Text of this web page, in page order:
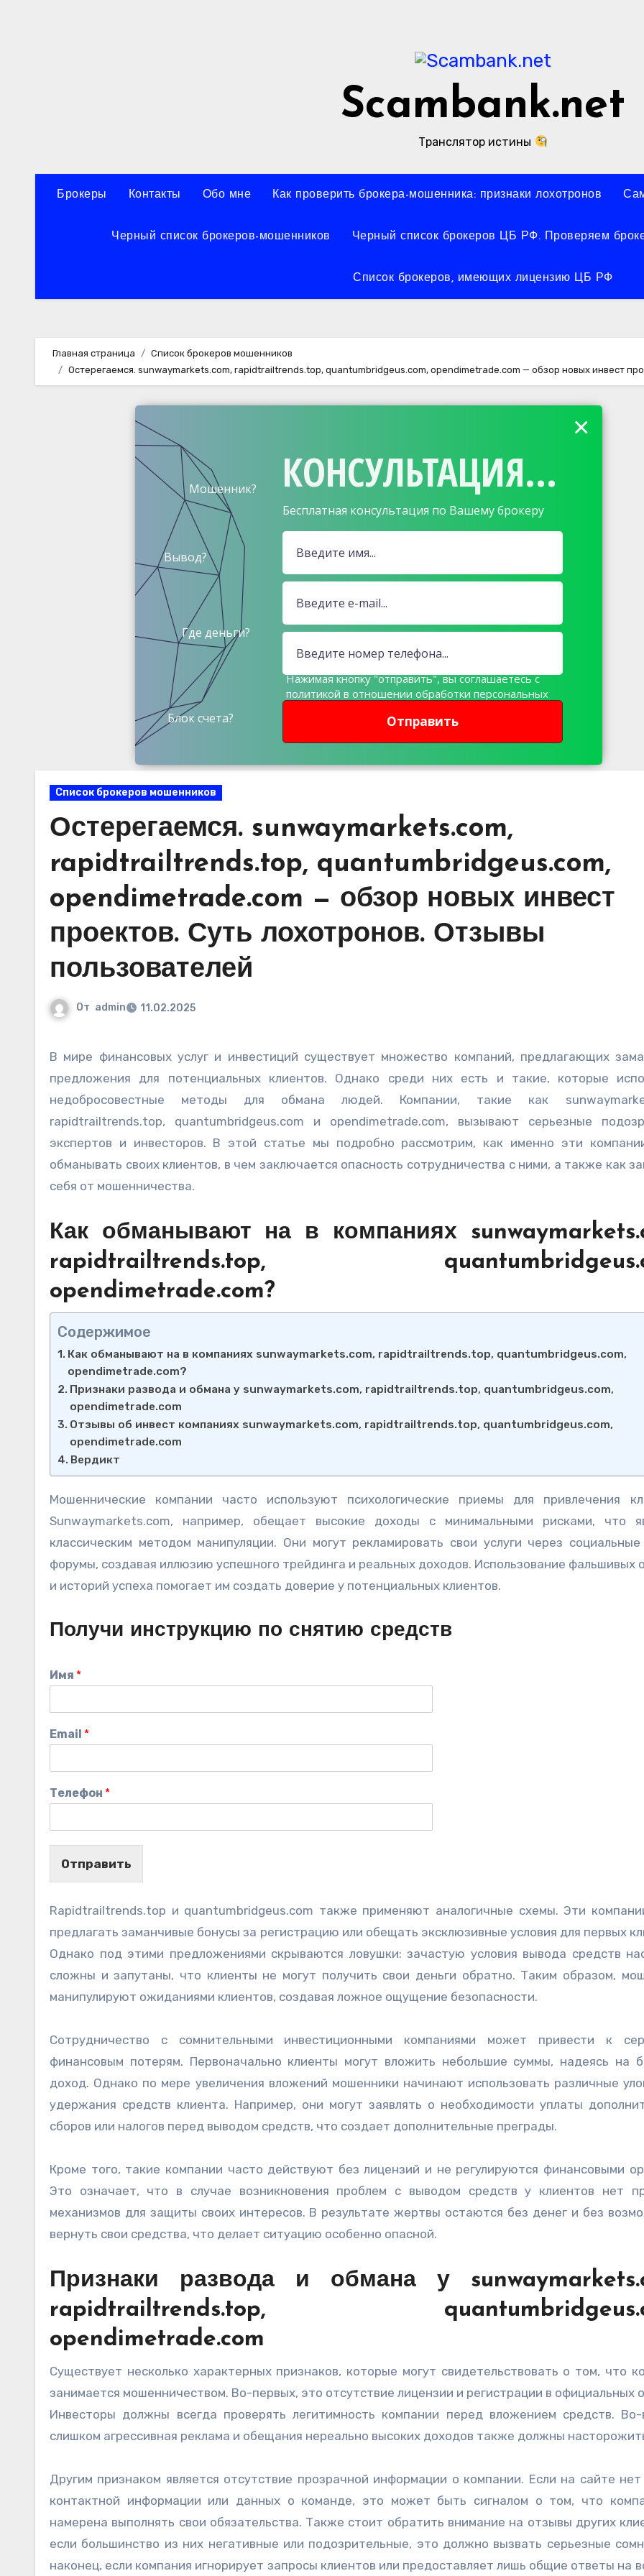
Scambank.net
Транслятор истины
Брокеры Контакты Обо мне Как проверить брокера-мошенника: признаки лохотронов
Черный список брокеров-мошенников Черный список брокеров ЦБ РФ. Проверяем
Список брокеров, имеющих лицензию ЦБ РФ
Главная страница
Список брокеров мошенников
Остерегаемся. sunwaymarkets.com, rapidtrailtrends.top, quantumbridgeus.com, opendimetrade.com — обзор новых инвест
КОНСУЛЬТАЦИЯ...
Бесплатная консультация по Вашему брокеру
Мошенник?
Вывод?
Где деньги?
Блок счета? Отправить
×
Нажимая кнопку "отправить", вы соглашаетесь с
политикой в отношении обработки персональных
Список брокеров мошенников
Остерегаемся. sunwaymarkets.com,
rapidtrailtrends.top, quantumbridgeus.com,
opendimetrade.com — обзор новых инвест
проектов. Суть лохотронов. Отзывы
пользователей
От admin 11.02.2025
В мире финансовых услуг и инвестиций существует множество компаний, предлагающих заманчивые
предложения для потенциальных клиентов. Однако среди них есть и такие, которые
недобросовестные методы для обмана людей. Компании, такие как
rapidtrailtrends.top, quantumbridgeus.com и opendimetrade.com, вызывают серьезные
экспертов и инвесторов. В этой статье мы подробно рассмотрим, как именно эти
обманывать своих клиентов, в чем заключается опасность сотрудничества с ними, а также как
себя от мошенничества.
Как обманывают на в компаниях
rapidtrailtrends.top,
opendimetrade.com?
Содержимое
Как обманывают на в компаниях sunwaymarkets.com, rapidtrailtrends.top, quantumbridgeus.com,
opendimetrade.com?
Признаки развода и обмана у sunwaymarkets.com, rapidtrailtrends.top, quantumbridgeus.com,
opendimetrade.com
Отзывы об инвест компаниях sunwaymarkets.com, rapidtrailtrends.top, quantumbridgeus.com,
opendimetrade.com
Вердикт
Мошеннические компании часто используют психологические приемы для привлечения
Sunwaymarkets.com, например, обещает высокие доходы с минимальными рисками, что
классическим методом манипуляции. Они могут рекламировать свои услуги через
форумы, создавая иллюзию успешного трейдинга и реальных доходов. Использование фальшивых
и историй успеха помогает им создать доверие у потенциальных клиентов.
Получи инструкцию по снятию средств
Имя *
Email *
Телефон *
Отправить
Rapidtrailtrends.top и quantumbridgeus.com также применяют аналогичные схемы. Эти
предлагать заманчивые бонусы за регистрацию или обещать эксклюзивные условия для первых
Однако под этими предложениями скрываются ловушки: зачастую условия вывода средств
сложны и запутаны, что клиенты не могут получить свои деньги обратно. Таким образом,
манипулируют ожиданиями клиентов, создавая ложное ощущение безопасности.
Сотрудничество с сомнительными инвестиционными компаниями может привести к
финансовым потерям. Первоначально клиенты могут вложить небольшие суммы, надеясь на
доход. Однако по мере увеличения вложений мошенники начинают использовать различные
удержания средств клиента. Например, они могут заявлять о необходимости уплаты
сборов или налогов перед выводом средств, что создает дополнительные преграды.
Кроме того, такие компании часто действуют без лицензий и не регулируются финансовыми
Это означает, что в случае возникновения проблем с выводом средств у клиентов нет
механизмов для защиты своих интересов. В результате жертвы остаются без денег и без
вернуть свои средства, что делает ситуацию особенно опасной.
Признаки развода и обмана у
rapidtrailtrends.top,
opendimetrade.com
Существует несколько характерных признаков, которые могут свидетельствовать о том, что
занимается мошенничеством. Во-первых, это отсутствие лицензии и регистрации в официальных
Инвесторы должны всегда проверять легитимность компании перед вложением средств. Во-
слишком агрессивная реклама и обещания нереально высоких доходов также должны
Другим признаком является отсутствие прозрачной информации о компании. Если на сайте нет
контактной информации или данных о команде, это может быть сигналом о том, что
намерена выполнять свои обязательства. Также стоит обратить внимание на отзывы других
если большинство из них негативные или подозрительные, это должно вызвать серьезные
наконец, если компания игнорирует запросы клиентов или предоставляет лишь общие ответы на